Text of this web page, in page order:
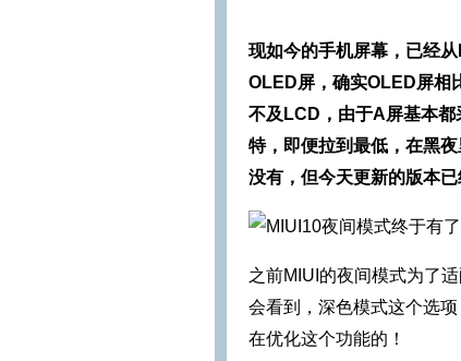
现如今的手机屏幕，已经
OLED屏，确实OLED屏相
不及LCD，由于A屏基本
特，即便拉到最低，在黑
没有，但今天更新的版本已
之前MIUI的夜间模式为了
会看到，深色模式这个选
在优化这个功能的！